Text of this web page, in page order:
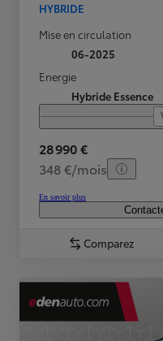
HYBRIDE
Mise en circulation
06-2025
Energie
Hybride Essence
28 990 €
348 €/mois
En savoir plus
Comparez